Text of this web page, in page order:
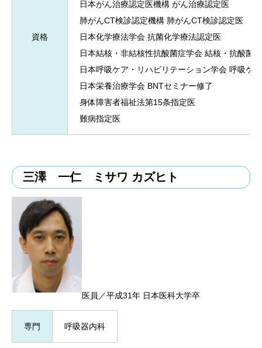
資格
日本がん治療認定医機構 がん治療認定医
肺がんCT検診認定機構 肺がんCT検診認定医
日本化学療法学会 抗菌化学療法認定医
日本結核・非結核性抗酸菌症学会 結核・抗酸菌
日本呼吸ケア・リハビリテーション学会 呼吸ケ
日本栄養治療学会 BNTセミナー修了
身体障害者福祉法第15条指定医
難病指定医
三澤 一仁 ミサワ カズヒト
医員／平成31年 日本医科大学卒
専門 呼吸器内科